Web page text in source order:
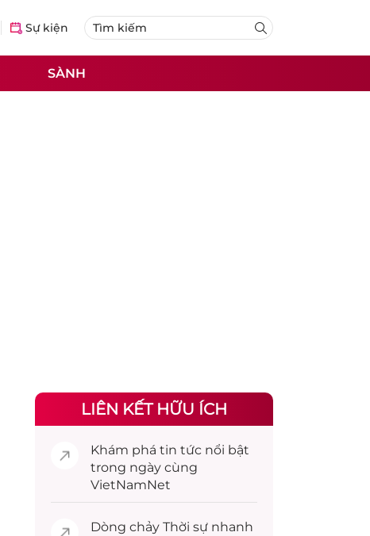
Sự kiện
SÀNH
LIÊN KẾT HỮU ÍCH
Khám phá tin tức nổi bật
trong ngày cùng
VietNamNet
Dòng chảy Thời sự nhanh